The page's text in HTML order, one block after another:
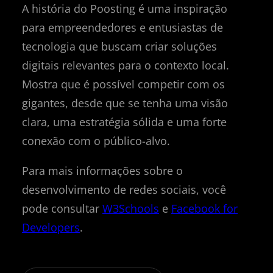
A história do Poosting é uma inspiração
para empreendedores e entusiastas de
tecnologia que buscam criar soluções
digitais relevantes para o contexto local.
Mostra que é possível competir com os
gigantes, desde que se tenha uma visão
clara, uma estratégia sólida e uma forte
conexão com o público-alvo.
Para mais informações sobre o
desenvolvimento de redes sociais, você
pode consultar W3Schools e Facebook for
Developers.